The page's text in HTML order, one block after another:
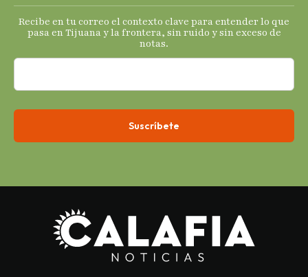
s
económicos.
Recibe en tu correo el contexto clave para entender lo que
pasa en Tijuana y la frontera, sin ruido y sin exceso de
notas.